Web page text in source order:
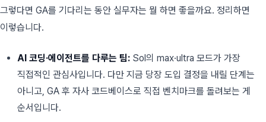
그렇다면 GA를 기다리는 동안 실무자는 뭘 하면 좋을까요. 정리하면
이렇습니다.
AI 코딩·에이전트를 다루는 팀:Sol의 max·ultra 모드가 가장
직접적인 관심사입니다. 다만 지금 당장 도입 결정을 내릴 단계는
아니고, GA 후 자사 코드베이스로 직접 벤치마크를 돌려보는 게
순서입니다.